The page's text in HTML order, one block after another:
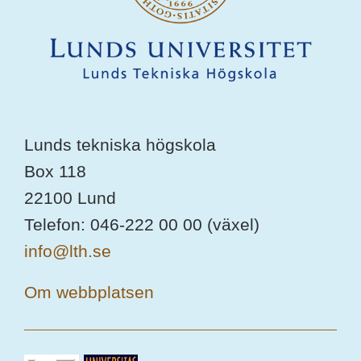
Lunds tekniska högskola
Box 118
22100 Lund
Telefon: 046-222 00 00 (växel)
info@lth.se
Om webbplatsen